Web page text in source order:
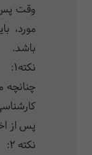
وقت پس
مورد،
باشد.
نکته1:
چنانچه
پس از
نکته 2: